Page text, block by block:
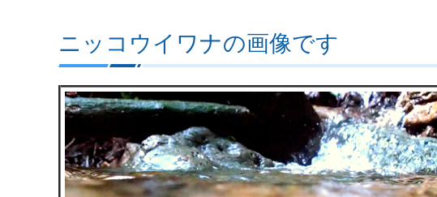
ニッコウイワナの画像です